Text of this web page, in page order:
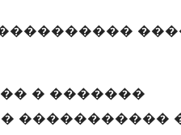
� �������
�����������